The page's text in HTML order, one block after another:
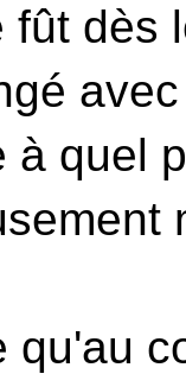
fût dès
à quel
qu'au